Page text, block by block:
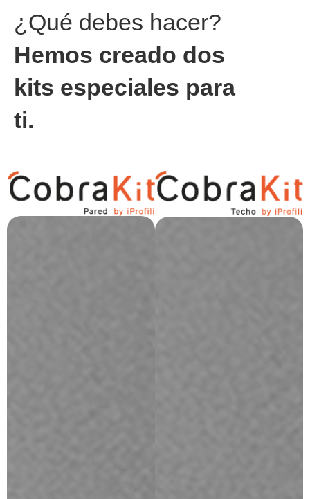
¿Qué debes hacer?
Hemos creado dos
kits especiales para
ti.